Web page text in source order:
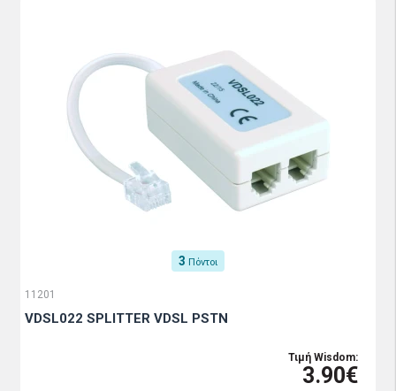
3 Πόντοι
11201
VDSL022 SPLITTER VDSL PSTN
Τιμή Wisdom:
3.90€